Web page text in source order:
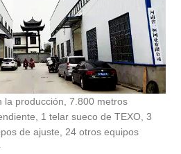
la producción, 7.800 metros
1 telar sueco de TEXO, 3
de ajuste, 24 otros equipos